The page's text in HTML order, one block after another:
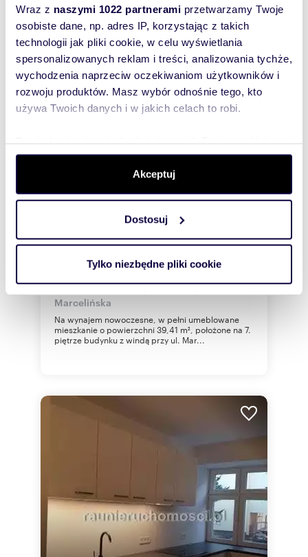
Wraz z naszymi 1022 partnerami przetwarzamy Twoje
osobiste dane, np. adres IP, korzystając z takich
technologii jak pliki cookie, w celu wyświetlania
spersonalizowanych reklam i treści, analizowania tychże,
wychodzenia naprzeciw oczekiwaniom użytkowników i
rozwoju produktów. Masz wybór odnośnie tego, kto
używa Twoich danych i w jakich celach to robi.
dane są przetwarzane oraz ustaw własne preferencje w
. W Deklaracji plików cookie możesz
zmienić lub wycofać swoją zgodę w dowolnej chwili.
Wykorzystujemy pliki cookie do spersonalizowania treści
i reklam, aby oferować funkcje społecznościowe i
korzystasz z naszej witryny, udostępniamy partnerom
Partnerzy mogą połączyć te informacje z innymi danymi
otrzymanymi od Ciebie lub uzyskanymi podczas
korzystania z ich usług.
Akceptuj
Dostosuj
Tylko niezbędne pliki cookie
66zł/m
Nowoczesne 2-pokojowe mieszkanie z
2 600 zł/mc
Marcelińska
Na wynajem nowoczesne, w pełni umeblowane
mieszkanie o powierzchni 39,41 m², położone na 7.
piętrze budynku z windą przy ul. Mar...